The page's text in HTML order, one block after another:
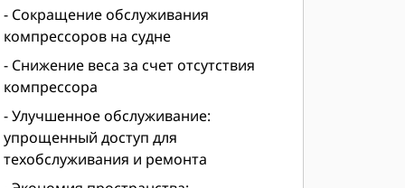
- Сокращение обслуживания
компрессоров на судне
- Снижение веса за счет отсутствия
компрессора
- Улучшенное обслуживание:
упрощенный доступ для
техобслуживания и ремонта